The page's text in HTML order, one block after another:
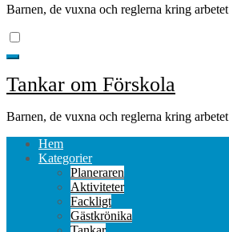
Barnen, de vuxna och reglerna kring arbetet
Tankar om Förskola
Barnen, de vuxna och reglerna kring arbetet
Hem
Kategorier
Planeraren
Aktiviteter
Fackligt
Gästkrönika